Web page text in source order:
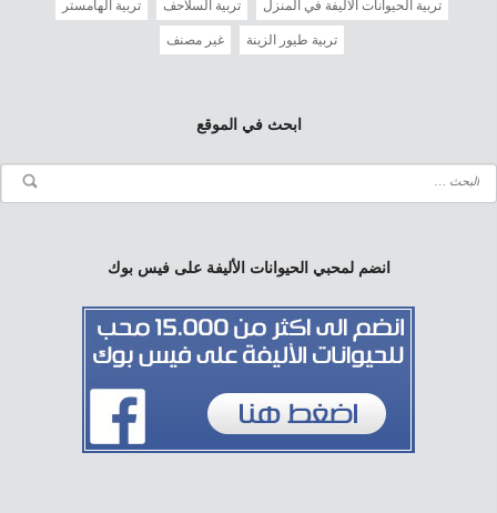
تربية الحيوانات الأليفة في المنزل تربية السلاحف تربية الهامستر
تربية طيور الزينة غير مصنف
ابحث في الموقع
انضم لمحبي الحيوانات الأليفة على فيس بوك